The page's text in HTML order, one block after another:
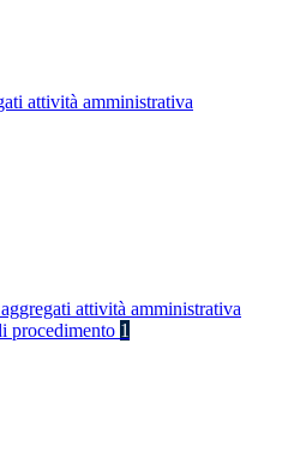
attività amministrativa
attività amministrativa
procedimento 1